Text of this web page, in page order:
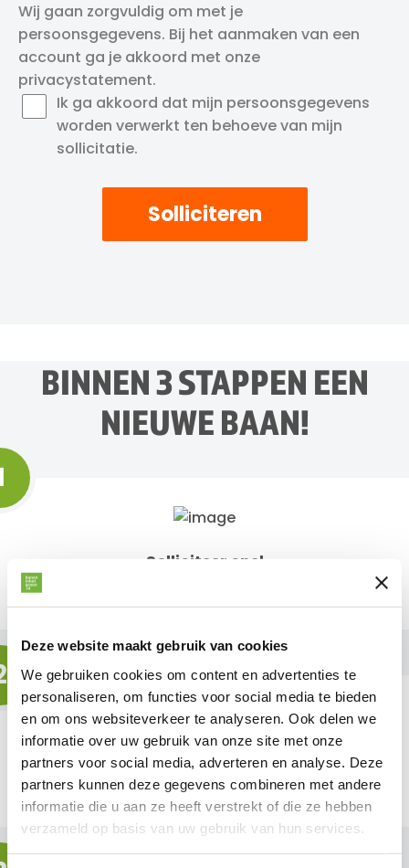
Deze website maakt gebruik van cookies
We gebruiken cookies om content en advertenties te
personaliseren, om functies voor social media te bieden
en om ons websiteverkeer te analyseren. Ook delen we
informatie over uw gebruik van onze site met onze
partners voor social media, adverteren en analyse. Deze
partners kunnen deze gegevens combineren met andere
informatie die u aan ze heeft verstrekt of die ze hebben
verzameld op basis van uw gebruik van hun services.
Wij gaan zorgvuldig om met je
persoonsgegevens. Bij het aanmaken van een
account ga je akkoord met onze
privacystatement.
Ik ga akkoord dat mijn persoonsgegevens
worden verwerkt ten behoeve van mijn
sollicitatie.
Solliciteren
BINNEN 3 STAPPEN EEN
NIEUWE BAAN!
Solliciteer snel
Bij ons kan je binnen 30 seconden solliciteren
Binnen 24 uur antwoord
Wij beantwoorden jouw sollicitatie binnen 1 dag